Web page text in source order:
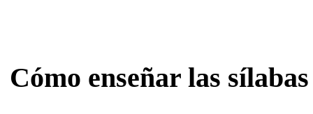
Cómo enseñar las sílabas